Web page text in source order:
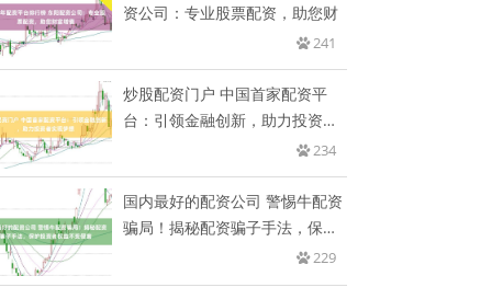
资公司：专业股票配资，助您财
241
炒股配资门户 中国首家配资平
台：引领金融创新，助力投资者
234
国内最好的配资公司 警惕牛配资
骗局！揭秘配资骗子手法，保护
229